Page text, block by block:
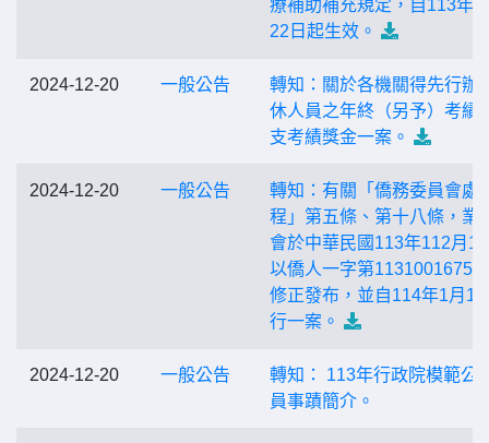
療補助補充規定，自113年
22日起生效。
2024-12-20 一般公告
轉知：關於各機關得先行辦
休人員之年終（另予）考績
支考績獎金一案。
2024-12-20 一般公告
轉知：有關「僑務委員會處
程」第五條、第十八條，業
會於中華民國113年112月
以僑人一字第1131001675
修正發布，並自114年1月1
行一案。
2024-12-20 一般公告
轉知： 113年行政院模範公
員事蹟簡介。